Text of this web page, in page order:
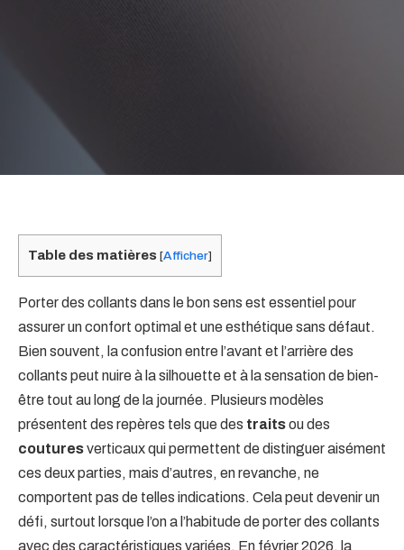
Table des matières [Afficher]
Porter des collants dans le bon sens est essentiel pour
assurer un confort optimal et une esthétique sans défaut.
Bien souvent, la confusion entre l’avant et l’arrière des
collants peut nuire à la silhouette et à la sensation de bien-
être tout au long de la journée. Plusieurs modèles
présentent des repères tels que des traitsou des
couturesverticaux qui permettent de distinguer aisément
ces deux parties, mais d’autres, en revanche, ne
comportent pas de telles indications. Cela peut devenir un
défi, surtout lorsque l’on a l’habitude de porter des collants
avec des caractéristiques variées. En février 2026, la